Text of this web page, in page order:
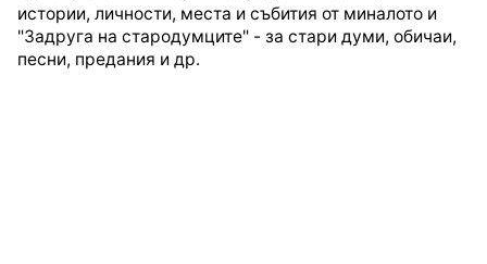
истории, личности, места и събития от миналото и
"Задруга на стародумците" - за стари думи, обичаи,
песни, предания и др.